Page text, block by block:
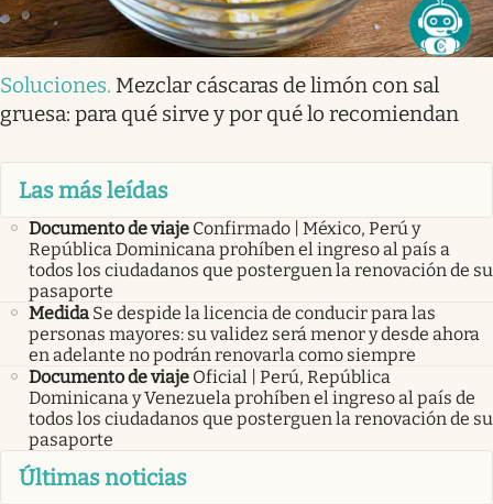
Soluciones. Mezclar cáscaras de limón con sal
gruesa: para qué sirve y por qué lo recomiendan
Las más leídas
Documento de viaje Confirmado | México, Perú y
República Dominicana prohíben el ingreso al país a
todos los ciudadanos que posterguen la renovación de su
pasaporte
Medida Se despide la licencia de conducir para las
personas mayores: su validez será menor y desde ahora
en adelante no podrán renovarla como siempre
Documento de viaje Oficial | Perú, República
Dominicana y Venezuela prohíben el ingreso al país de
todos los ciudadanos que posterguen la renovación de su
pasaporte
Últimas noticias